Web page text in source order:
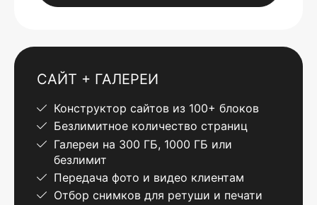
САЙТ + ГАЛЕРЕИ
Конструктор сайтов из 100+ блоков
Безлимитное количество страниц
Галереи на 300 ГБ, 1000 ГБ или
безлимит
Передача фото и видео клиентам
Отбор снимков для ретуши и печати